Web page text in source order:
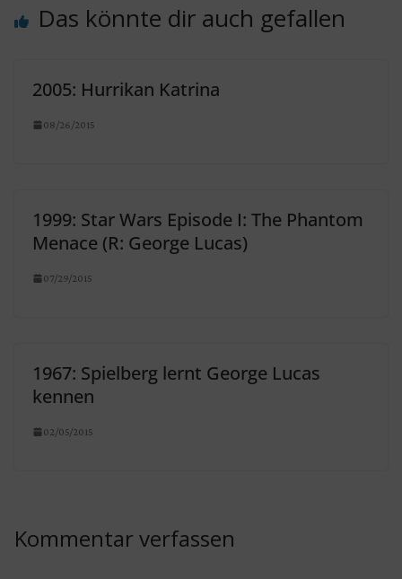
Das könnte dir auch gefallen
2005: Hurrikan Katrina
08/26/2015
1999: Star Wars Episode I: The Phantom
Menace (R: George Lucas)
07/29/2015
1967: Spielberg lernt George Lucas
kennen
02/05/2015
Kommentar verfassen